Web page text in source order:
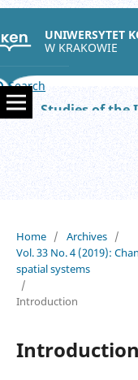
UNIWERSYTET
W KRAKOWIE
Search
Home / Archives /
Vol. 33 No. 4 (2019):
spatial systems
/
Introduction
Introduction